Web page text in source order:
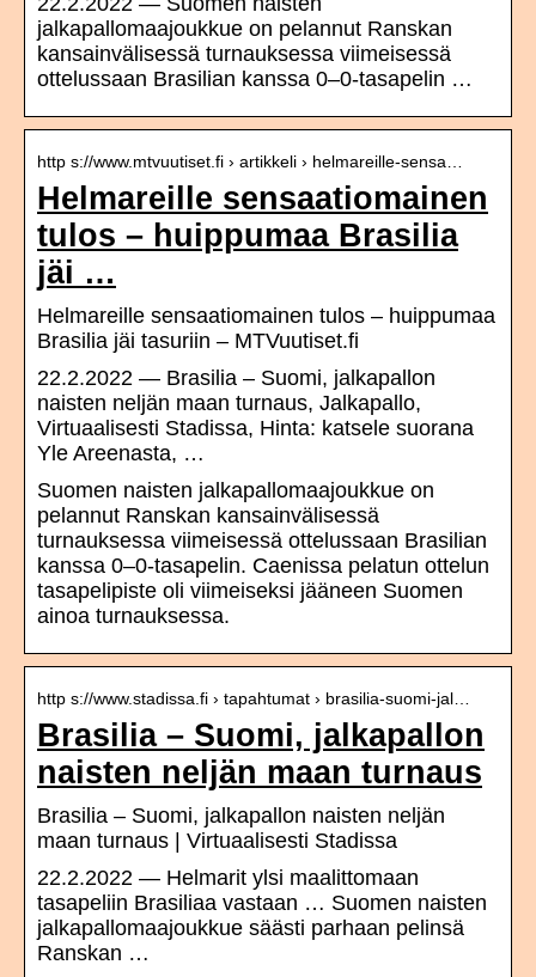
jalkapallomaajoukkue on pelannut Ranskan
kansainvälisessä turnauksessa viimeisessä
ottelussaan Brasilian kanssa 0–0-tasapelin …
http s://www.mtvuutiset.fi › artikkeli › helmareille-sensa…
Helmareille sensaatiomainen
tulos – huippumaa Brasilia
jäi …
Helmareille sensaatiomainen tulos – huippumaa
Brasilia jäi tasuriin – MTVuutiset.fi
22.2.2022 — Brasilia – Suomi, jalkapallon
naisten neljän maan turnaus, Jalkapallo,
Virtuaalisesti Stadissa, Hinta: katsele suorana
Yle Areenasta, …
Suomen naisten jalkapallomaajoukkue on
pelannut Ranskan kansainvälisessä
turnauksessa viimeisessä ottelussaan Brasilian
kanssa 0–0-tasapelin. Caenissa pelatun ottelun
tasapelipiste oli viimeiseksi jääneen Suomen
ainoa turnauksessa.
http s://www.stadissa.fi › tapahtumat › brasilia-suomi-jal…
Brasilia – Suomi, jalkapallon
naisten neljän maan turnaus
Brasilia – Suomi, jalkapallon naisten neljän
maan turnaus | Virtuaalisesti Stadissa
22.2.2022 — Helmarit ylsi maalittomaan
tasapeliin Brasiliaa vastaan … Suomen naisten
jalkapallomaajoukkue säästi parhaan pelinsä
Ranskan …